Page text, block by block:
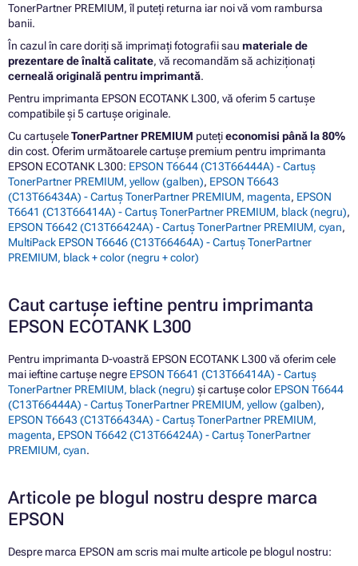
TonerPartner PREMIUM, îl puteți returna iar noi vă vom rambursa
banii.
În cazul în care doriți să imprimați fotografii sau materiale de
prezentare de înaltă calitate, vă recomandăm să achiziționați
cerneală originală pentru imprimantă.
Pentru imprimanta EPSON ECOTANK L300, vă oferim 5 cartușe
compatibile și 5 cartușe originale.
Cu cartușeleTonerPartner PREMIUM putețieconomisi până la 80%
din cost. Oferim următoarele cartușe premium pentru imprimanta
EPSON ECOTANK L300: EPSON T6644 (C13T66444A) - Cartuș
TonerPartner PREMIUM, yellow (galben), EPSON T6643
(C13T66434A) - Cartuș TonerPartner PREMIUM, magenta, EPSON
T6641 (C13T66414A) - Cartuș TonerPartner PREMIUM, black (negru),
EPSON T6642 (C13T66424A) - Cartuș TonerPartner PREMIUM, cyan,
MultiPack EPSON T6646 (C13T66464A) - Cartuș TonerPartner
PREMIUM, black + color (negru + color)
Caut cartușe ieftine pentru imprimanta
EPSON ECOTANK L300
Pentru imprimanta D-voastră EPSON ECOTANK L300 vă oferim cele
mai ieftine cartușe negre EPSON T6641 (C13T66414A) - Cartuș
TonerPartner PREMIUM, black (negru) și cartușe color EPSON T6644
(C13T66444A) - Cartuș TonerPartner PREMIUM, yellow (galben),
EPSON T6643 (C13T66434A) - Cartuș TonerPartner PREMIUM,
magenta, EPSON T6642 (C13T66424A) - Cartuș TonerPartner
PREMIUM, cyan.
Articole pe blogul nostru despre marca
EPSON
Despre marca EPSON am scris mai multe articole pe blogul nostru: